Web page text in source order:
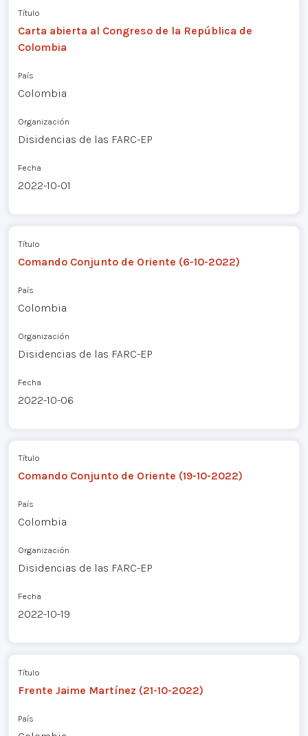
Título
Carta abierta al Congreso de la República de
Colombia
País
Colombia
Organización
Disidencias de las FARC-EP
Fecha
2022-10-01
Título
Comando Conjunto de Oriente (6-10-2022)
País
Colombia
Organización
Disidencias de las FARC-EP
Fecha
2022-10-06
Título
Comando Conjunto de Oriente (19-10-2022)
País
Colombia
Organización
Disidencias de las FARC-EP
Fecha
2022-10-19
Título
Frente Jaime Martínez (21-10-2022)
País